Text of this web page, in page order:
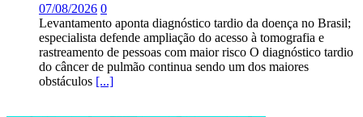
07/08/2026 0
Levantamento aponta diagnóstico tardio da doença no Brasil;
especialista defende ampliação do acesso à tomografia e
rastreamento de pessoas com maior risco O diagnóstico tardio
do câncer de pulmão continua sendo um dos maiores
obstáculos [...]